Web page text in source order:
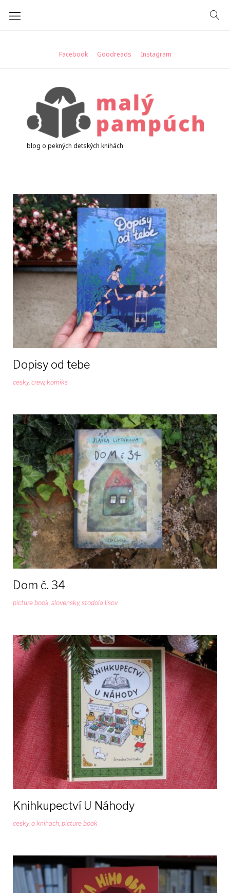
Facebook Goodreads Instagram
blog o pekných detských knihách
Kategória:
od
13
rokov
Dopisy od tebe
cesky, crew, komiks
Dom č. 34
picture book slovensky, stodola lisov
Knihkupectví U Náhody
cesky, o knihach picture book